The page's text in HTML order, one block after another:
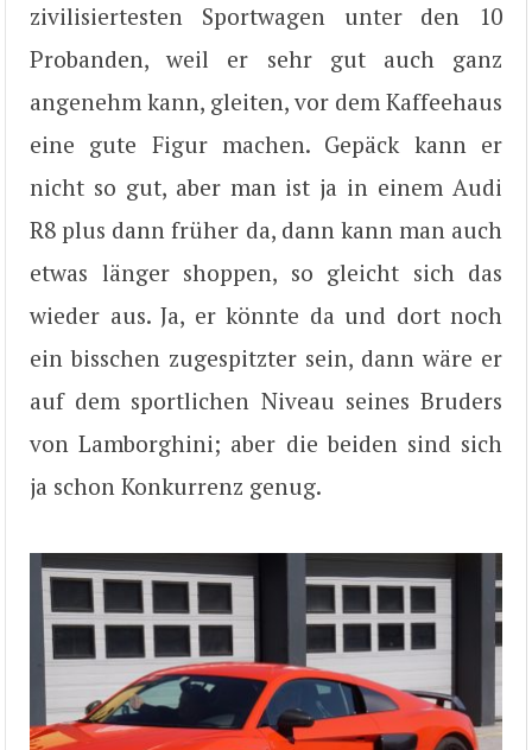
zivilisiertesten Sportwagen unter den 10
Probanden, weil er sehr gut auch ganz
angenehm kann, gleiten, vor dem Kaffeehaus
eine gute Figur machen. Gepäck kann er
nicht so gut, aber man ist ja in einem Audi
R8 plus dann früher da, dann kann man auch
etwas länger shoppen, so gleicht sich das
wieder aus. Ja, er könnte da und dort noch
ein bisschen zugespitzter sein, dann wäre er
auf dem sportlichen Niveau seines Bruders
von Lamborghini; aber die beiden sind sich
ja schon Konkurrenz genug.